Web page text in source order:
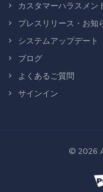
カスタマーハラスメン
プレスリリース・お知
システムアップデート
ブログ
よくあるご質問
サインイン
© 2026